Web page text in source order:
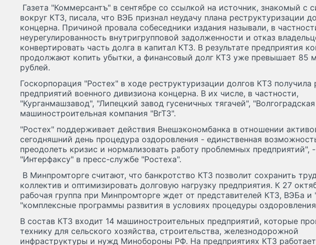
Газета "Коммерсантъ" в сентябре со ссылкой на источник, знакомый с
вокруг КТЗ, писала, что ВЭБ признал неудачу плана реструктуризации
концерна. Причиной провала собеседники издания называли, в
неурегулированность внутригрупповой задолженности и отказ
конвертировать часть долга в капитал КТЗ. В результате предприятия
продолжают копить убытки, а финансовый долг КТЗ уже превышает 85
рублей.
Госкорпорация "Ростех" в ходе реструктуризации долгов КТЗ получила
предприятий военного дивизиона концерна. В их числе, в частности,
"Курганмашзавод", "Липецкий завод гусеничных тягачей", "Волгоградская
машиностроительная компания "ВгТЗ".
"Ростех" поддерживает действия Внешэкономбанка в отношении
сегодняшний день процедура оздоровления - единственная
преодолеть кризис и нормализовать работу проблемных предприятий",
"Интерфаксу" в пресс-службе "Ростеха".
В Минпромторге считают, что банкротство КТЗ позволит сохранить
коллектив и оптимизировать долговую нагрузку предприятия. К 27
рабочая группа при Минпромторге ждет от представителей КТЗ, ВЭБа и
"комплексные программы развития в условиях процедуры
В состав КТЗ входит 14 машиностроительных предприятий, которые
технику для сельского хозяйства, строительства, железнодорожной
инфраструктуры и нужд Минобороны РФ. На предприятиях КТЗ работает